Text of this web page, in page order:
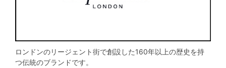
ロンドンのリージェント街で創設した160年以上の歴史を持
つ伝統のブランドです。